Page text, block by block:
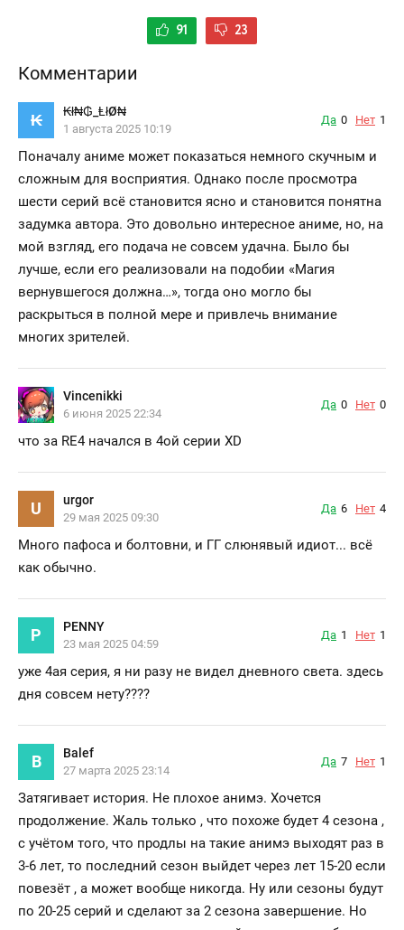
91 23
Комментарии
₭ ₭ł₦₲_ⱠłØ₦
1 августа 2025 10:19
Да 0 Нет 1
Поначалу аниме может показаться немного скучным и
сложным для восприятия. Однако после просмотра
шести серий всё становится ясно и становится понятна
задумка автора. Это довольно интересное аниме, но, на
мой взгляд, его подача не совсем удачна. Было бы
лучше, если его реализовали на подобии «Магия
вернувшегося должна…», тогда оно могло бы
раскрыться в полной мере и привлечь внимание
многих зрителей.
Vincenikki
6 июня 2025 22:34
Да 0 Нет 0
что за RE4 начался в 4ой серии XD
U urgor
29 мая 2025 09:30
Да 6 Нет 4
Много пафоса и болтовни, и ГГ слюнявый идиот... всё
как обычно.
P PENNY
23 мая 2025 04:59
Да 1 Нет 1
уже 4ая серия, я ни разу не видел дневного света. здесь
дня совсем нету????
B Balef
27 марта 2025 23:14
Да 7 Нет 1
Затягивает история. Не плохое анимэ. Хочется
продолжение. Жаль только , что похоже будет 4 сезона ,
с учётом того, что продлы на такие анимэ выходят раз в
3-6 лет, то последний сезон выйдет через лет 15-20 если
повезёт , а может вообще никогда. Ну или сезоны будут
по 20-25 серий и сделают за 2 сезона завершение. Но